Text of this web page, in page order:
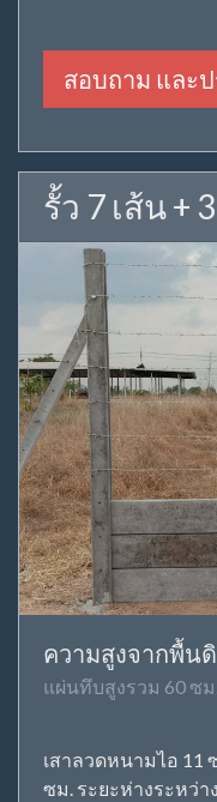
สอบถาม และ
รั้ว 7 เส้น +
ความสูงจากพื้น
แผ่นทึบสูงรวม 60 ซ
เสาลวดหนามไอ 11
ซม. ระยะห่างระหว่า